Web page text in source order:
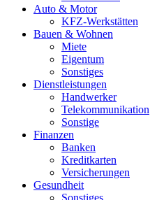
Auto & Motor
KFZ-Werkstätten
Bauen & Wohnen
Miete
Eigentum
Sonstiges
Dienstleistungen
Handwerker
Telekommunikation
Sonstige
Finanzen
Banken
Kreditkarten
Versicherungen
Gesundheit
Sonstiges